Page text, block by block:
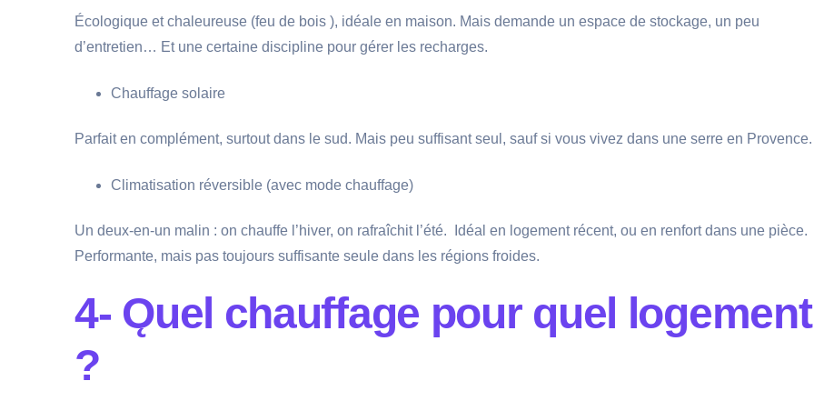
Écologique et chaleureuse (feu de bois ), idéale en maison. Mais demande un espace de stockage, un peu
d’entretien… Et une certaine discipline pour gérer les recharges.
Chauffage solaire
Parfait en complément, surtout dans le sud. Mais peu suffisant seul, sauf si vous vivez dans une serre en Provence.
Climatisation réversible (avec mode chauffage)
Un deux-en-un malin : on chauffe l’hiver, on rafraîchit l’été. Idéal en logement récent, ou en renfort dans une pièce.
Performante, mais pas toujours suffisante seule dans les régions froides.
4- Ǫuel chauffage pour quel logement
?